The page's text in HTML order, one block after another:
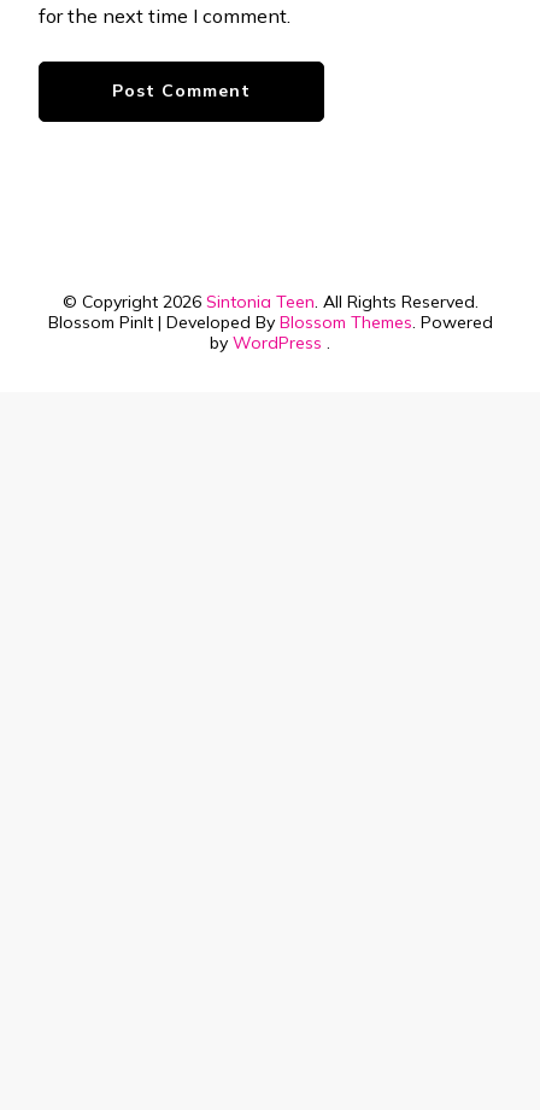
for the next time I comment.
© Copyright 2026 Sintonia Teen. All Rights Reserved.
Blossom PinIt | Developed By Blossom Themes. Powered
by WordPress .